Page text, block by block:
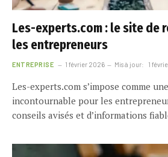
Les-experts.com : le site de
les entrepreneurs
ENTREPRISE 1 février 2026 Mis à jour: 1
Les-experts.com s’impose comme
incontournable pour les
conseils avisés et d’informations